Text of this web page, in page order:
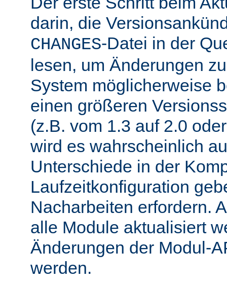
darin, die
CHANGES-Datei in der
lesen, um Änderungen
System möglicherweise
einen größeren
(z.B. vom 1.3 auf 2.0
wird es wahrscheinlich
Unterschiede in der
Laufzeitkonfiguration
Nacharbeiten erfordern.
alle Module aktualisiert
Änderungen der Modul-
werden.